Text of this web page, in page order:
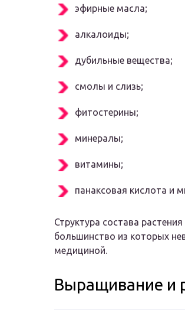
эфирные масла;
алкалоиды;
дубильные вещества;
смолы и слизь;
фитостерины;
минералы;
витамины;
панаксовая кислота и
Структура состава
большинство из которых
медициной.
Выращивание и